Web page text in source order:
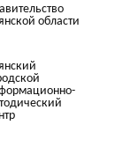
области